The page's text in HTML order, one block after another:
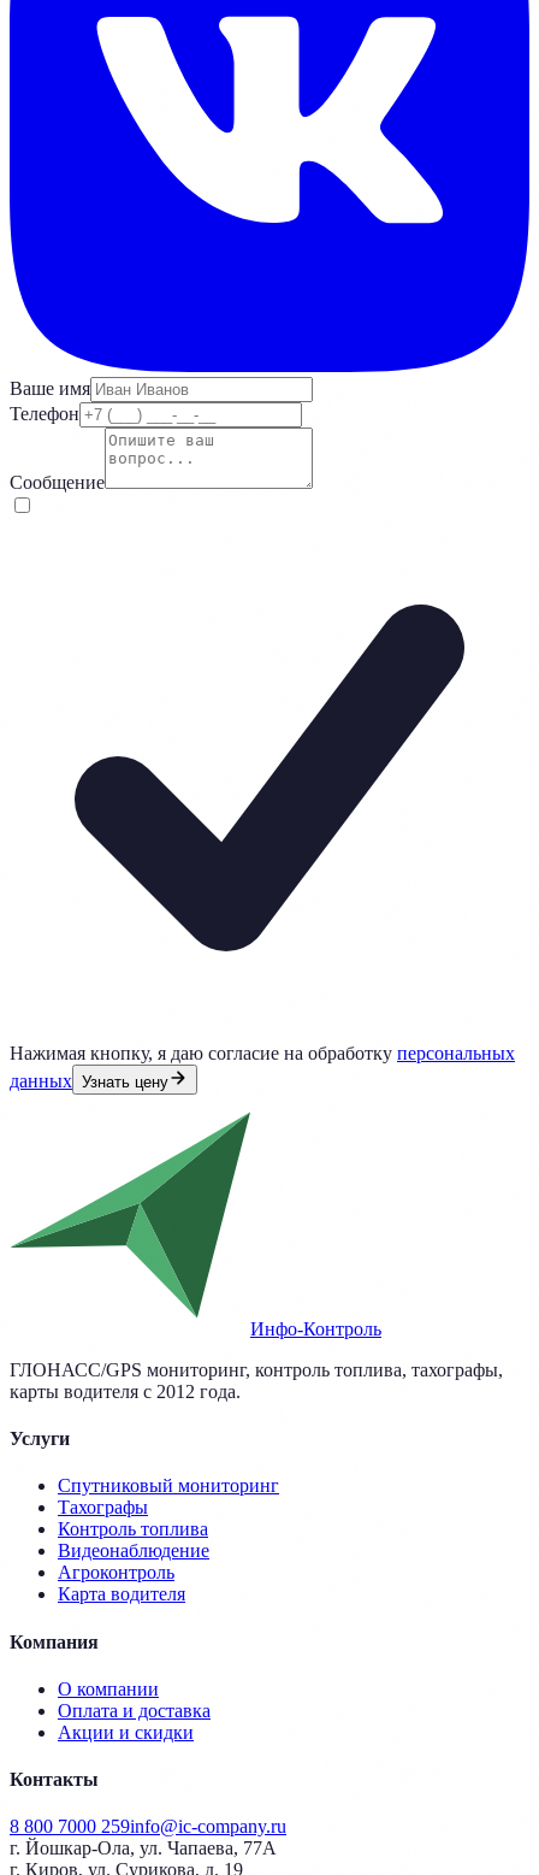
Ваше имя
Телефон
Сообщение
Нажимая кнопку, я даю согласие на обработку персональных
данных Узнать цену
Инфо-Контроль
ГЛОНАСС/GPS мониторинг, контроль топлива, тахографы,
карты водителя с 2012 года.
Услуги
Спутниковый мониторинг
Тахографы
Контроль топлива
Видеонаблюдение
Агроконтроль
Карта водителя
Компания
О компании
Оплата и доставка
Акции и скидки
Контакты
8 800 7000 259info@ic-company.ru
г. Йошкар-Ола, ул. Чапаева, 77А
г. Киров, ул. Сурикова, д. 19